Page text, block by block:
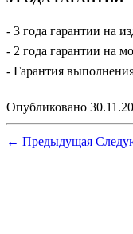
- 3 года гарантии на
- 2 года гарантии на
- Гарантия
Опубликовано
← Предыдущая